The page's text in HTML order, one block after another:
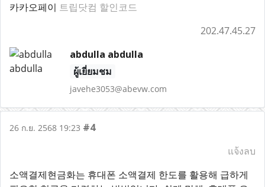
카카오페이 트립닷컴 할인코드
202.47.45.27
abdulla abdulla
ผู้เยี่ยมชม
javehe3053@abevw.com
26 ก.ย. 2568 19:23 #4
แจ้งลบ
소액결제현금화는 휴대폰 소액결제 한도를 활용해 급하게